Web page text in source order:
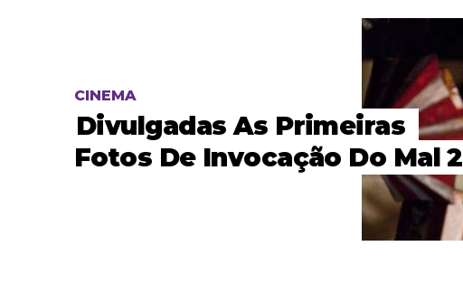
CINEMA
Divulgadas As Primeiras
Fotos De Invocação Do Mal 2